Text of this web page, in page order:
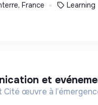
France Learning
et
œuvre à